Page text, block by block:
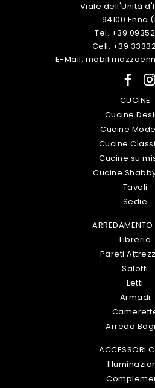
Viale dell'Unità
94100 Enna
Tel. +39
Cell. +39
E-Mail.
CUCINE
Cucine
Cucine
Cucine
Cucine su
Cucine
Tavoli
Sedie
Librerie
Pareti
Salotti
Letti
Armadi
Arredo
ACCESSORI